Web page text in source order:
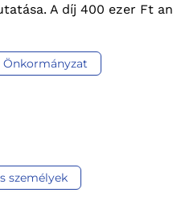
A díj 400 ezer Ft
Önkormányzat
személyek